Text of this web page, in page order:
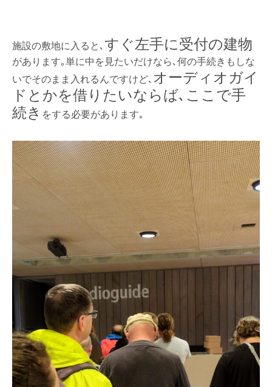
施設の敷地に入ると､すぐ左手に受付の建物
があります｡単に中を見たいだけなら､何の手続きもしな
いでそのまま入れるんですけど､ オーディオガイ
ドとかを借りたいならば､ここで手
続き をする必要があります｡